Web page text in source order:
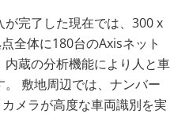
完了した現在では、300 x
全体に180台のAxisネット
蔵の分析機能により人と車
敷地周辺では、ナンバー
メラが高度な車両識別を実